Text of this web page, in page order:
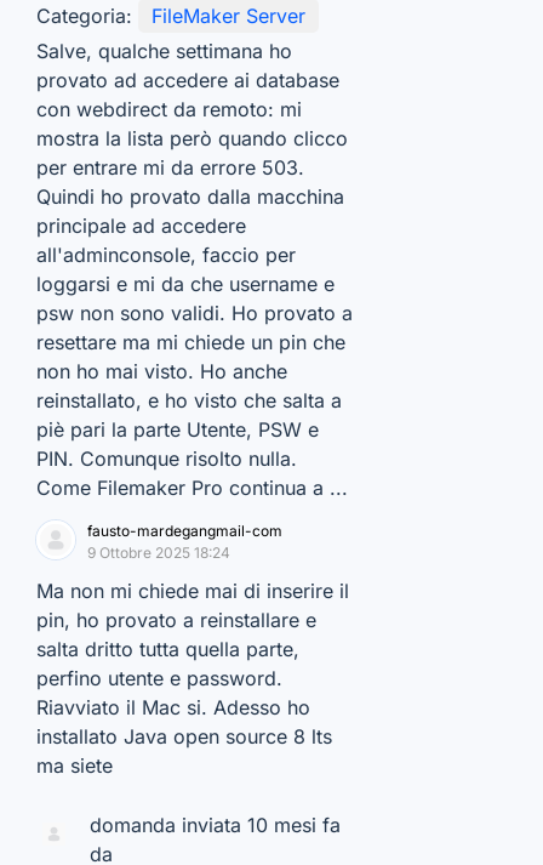
Categoria:
FileMaker Server
Salve, qualche settimana ho
provato ad accedere ai database
con webdirect da remoto: mi
mostra la lista però quando clicco
per entrare mi da errore 503.
Quindi ho provato dalla macchina
principale ad accedere
all'adminconsole, faccio per
loggarsi e mi da che username e
psw non sono validi. Ho provato a
resettare ma mi chiede un pin che
non ho mai visto. Ho anche
reinstallato, e ho visto che salta a
piè pari la parte Utente, PSW e
PIN. Comunque risolto nulla.
Come Filemaker Pro continua a ...
fausto-mardegangmail-com
9 Ottobre 2025 18:24
Ma non mi chiede mai di inserire il
pin, ho provato a reinstallare e
salta dritto tutta quella parte,
perfino utente e password.
Riavviato il Mac si. Adesso ho
installato Java open source 8 lts
ma siete
domanda inviata 10 mesi fa
da